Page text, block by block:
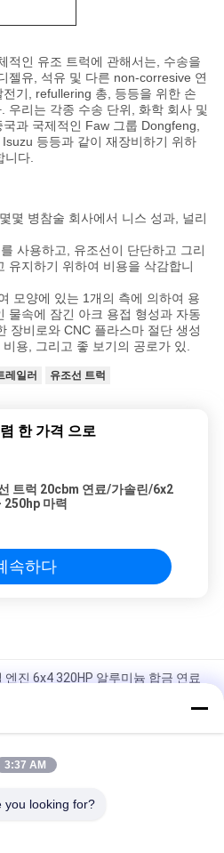
적인 유조 트럭에 관해서는, 수송을
젤유, 석유 및 다른 non-corresive 연
기, refullering 총, 등등을 위한 손
우리는 각종 수송 단위, 화학 회사 및
과 국제적인 Faw 그룹 Dongfeng,
등등과 같이 재장비하기 위하
니다.
몇 병참술 회사에서 니스 성과, 널리
사용하고, 유조선이 단단하고 그리
유지하기 위하여 비용을 삭감합니
모양에 있는 1개의 측에 의하여 용
물속에 잠긴 아크 용접 형성과 자동
장비로와 CNC 플라스마 절단 생성
용, 그리고 좋 보기의 공로가 있.
레일러 유조선 트럭
한 가격 으로
트럭 20cbm 연료/가솔린/6x2
250hp 마력
속하다
진 6x4 320HP 알루미늄 합금 연료
미국 갤런 320HP 알루미늄 합금
3:37 AM
you looking for?